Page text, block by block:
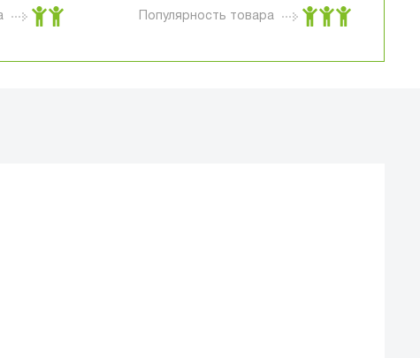
(A06-
Популярность товара